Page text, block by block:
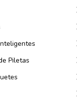
Piletas